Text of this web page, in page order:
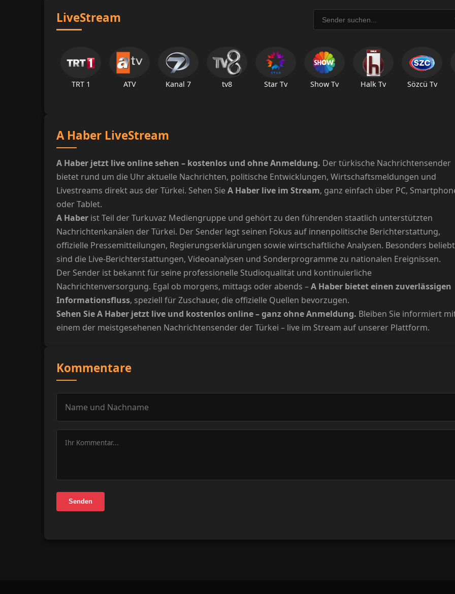
LiveStream
TRT 1 ATV Kanal 7 tv8 Star Tv Show Tv Halk Tv Sözcü Tv
A Haber LiveStream
A Haber jetzt live online sehen – kostenlos und ohne Anmeldung. Der türkische Nachrichtensender
bietet rund um die Uhr aktuelle Nachrichten, politische Entwicklungen, Wirtschaftsmeldungen und
Livestreams direkt aus der Türkei. Sehen SieA Haber live im Stream, ganz einfach über PC,
oder Tablet.
A Haber ist Teil der Turkuvaz Mediengruppe und gehört zu den führenden staatlich unterstützten
Nachrichtenkanälen der Türkei. Der Sender legt seinen Fokus auf innenpolitische Berichterstattung,
offizielle Pressemitteilungen, Regierungserklärungen sowie wirtschaftliche Analysen. Besonders beliebt
sind die Live-Berichterstattungen, Videoanalysen und Sonderprogramme zu nationalen Ereignissen.
Der Sender ist bekannt für seine professionelle Studioqualität und kontinuierliche
Nachrichtenversorgung. Egal ob morgens, mittags oder abends –A Haber bietet einen zuverlässigen
Informationsfluss, speziell für Zuschauer, die offizielle Quellen bevorzugen.
Sehen Sie A Haber jetzt live und kostenlos online – ganz ohne Anmeldung. Bleiben Sie informiert
einem der meistgesehenen Nachrichtensender der Türkei – live im Stream auf unserer Plattform.
Kommentare
Senden